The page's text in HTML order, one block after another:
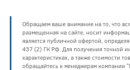
Обращаем ваше внимание на то, что
размещенная на сайте, носит
является публичной офертой,
437 (2) ГК РФ. Для получения точной
характеристиках, а также стоимости
обращайтесь к менеджерам